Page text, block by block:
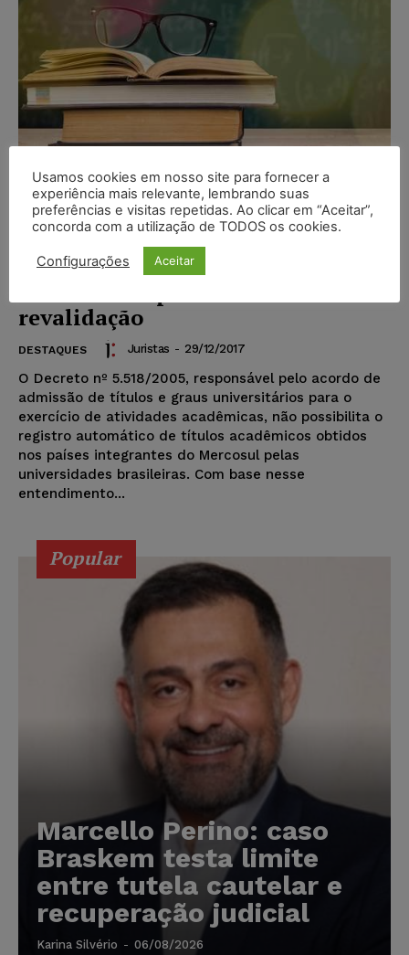
Título de doutorado obtido por
faculdade do Mercosul deve ser
revalidação
DESTAQUES Juristas - 29/12/2017
O Decreto nº 5.518/2005, responsável pelo acordo de
admissão de títulos e graus universitários para o
exercício de atividades acadêmicas, não possibilita o
registro automático de títulos acadêmicos obtidos
nos países integrantes do Mercosul pelas
universidades brasileiras. Com base nesse
entendimento...
Popular
Marcello Perino: caso
Braskem testa limite
entre tutela cautelar e
recuperação judicial
Karina Silvério - 06/08/2026
Usamos cookies em nosso site para fornecer a
experiência mais relevante, lembrando suas
preferências e visitas repetidas. Ao clicar em “Aceitar”,
concorda com a utilização de TODOS os cookies.
Configurações Aceitar